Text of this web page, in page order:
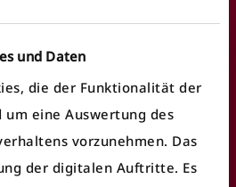
und Daten
die der Funktionalität der
um eine Auswertung des
vorzunehmen. Das
der digitalen Auftritte. Es